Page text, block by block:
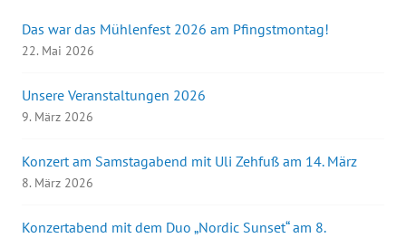
Das war das Mühlenfest 2026 am Pfingstmontag!
22. Mai 2026
Unsere Veranstaltungen 2026
9. März 2026
Konzert am Samstagabend mit Uli Zehfuß am 14. März
8. März 2026
Konzertabend mit dem Duo „Nordic Sunset“ am 8.